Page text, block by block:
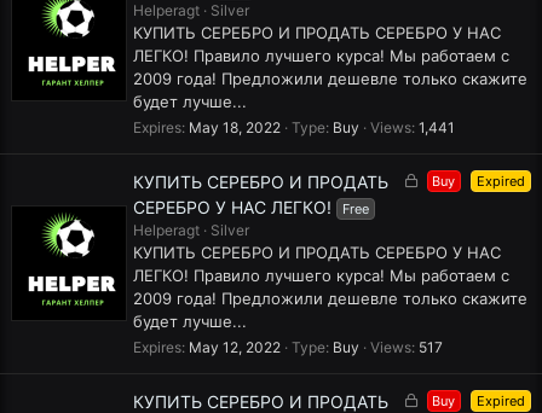
k
e
d
Helperagt Silver
КУПИТЬ СЕРЕБРО И ПРОДАТЬ СЕРЕБРО У НАС
ЛЕГКО! Правило лучшего курса! Мы работаем с
2009 года! Предложили дешевле только скажите
будет лучше...
Expires May 18, 2022 Type Buy Views 1,441
L
k
e
d
Buy Expired
КУПИТЬ СЕРЕБРО И ПРОДАТЬ
СЕРЕБРО У НАС ЛЕГКО!
Free
Helperagt Silver
КУПИТЬ СЕРЕБРО И ПРОДАТЬ СЕРЕБРО У НАС
ЛЕГКО! Правило лучшего курса! Мы работаем с
2009 года! Предложили дешевле только скажите
будет лучше...
Expires May 12, 2022 Type Buy Views 517
L
Buy Expired
КУПИТЬ СЕРЕБРО И ПРОДАТЬ